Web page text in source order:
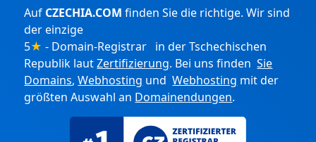
Auf CZECHIA.COM finden Sie die richtige. Wir sind
der einzige
5★ - Domain-Registrar in der Tschechischen
Republik lautZertifizierung. Bei uns findenSie
Domains,Webhosting undWebhosting mit der
größten Auswahl an Domainendungen.